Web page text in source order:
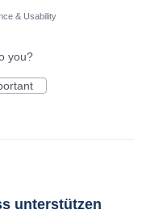
& Usability
you?
unterstützen